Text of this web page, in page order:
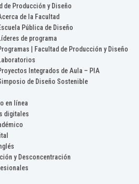
de Producción y Diseño
de la Facultad
Pública de Diseño
de programa
| Facultad de Producción y Diseño
Integrados de Aula – PIA
de Diseño Sostenible
en línea
digitales
y Desconcentración